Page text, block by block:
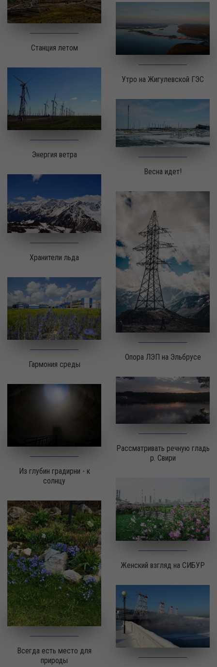
Станция летом
Энергия ветра
Утро на Жигулевской ГЭС
Хранители льда
Весна идет!
Гармония среды
Опора ЛЭП на Эльбрусе
Из глубин градирни - к
солнцу
Рассматривать речную гладь
р. Свири
Всегда есть место для
природы
Женский взгляд на СИБУР